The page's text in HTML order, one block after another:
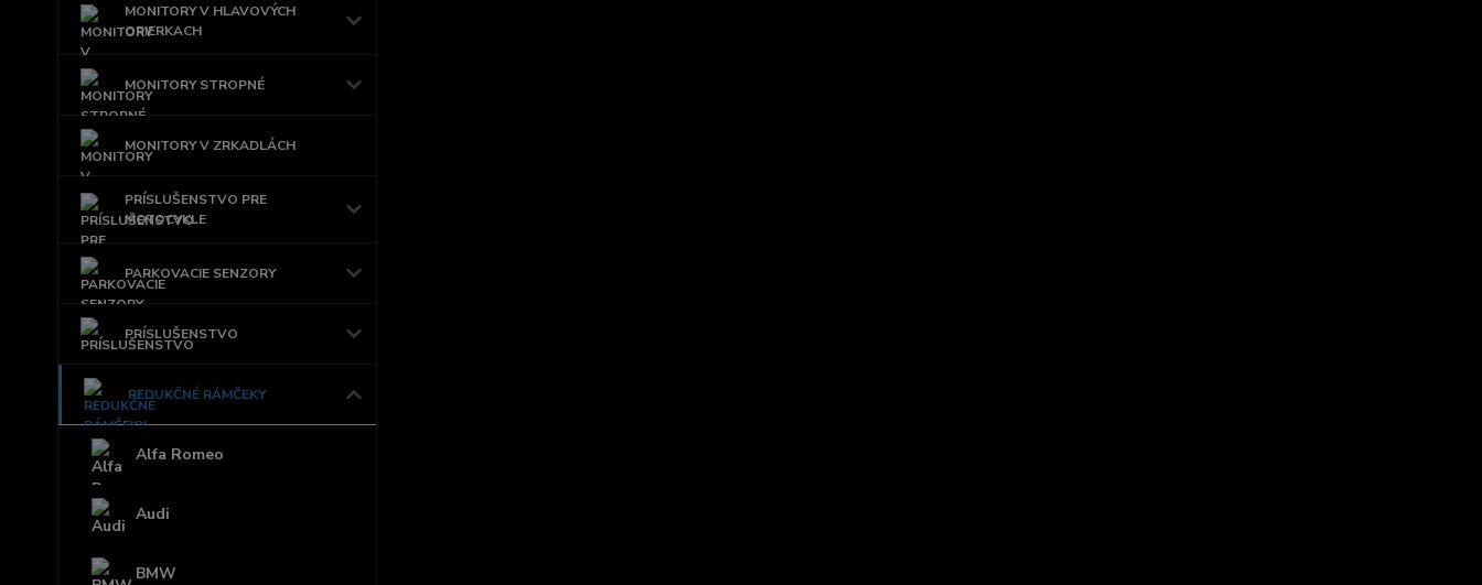
MONITORY V HLAVOVÝCH
OPIERKACH
MONITORY STROPNÉ
MONITORY V ZRKADLÁCH
PRÍSLUŠENSTVO PRE
MOTOCYKLE
PARKOVACIE SENZORY
PRÍSLUŠENSTVO
REDUKČNÉ RÁMČEKY
Alfa Romeo
Audi
BMW